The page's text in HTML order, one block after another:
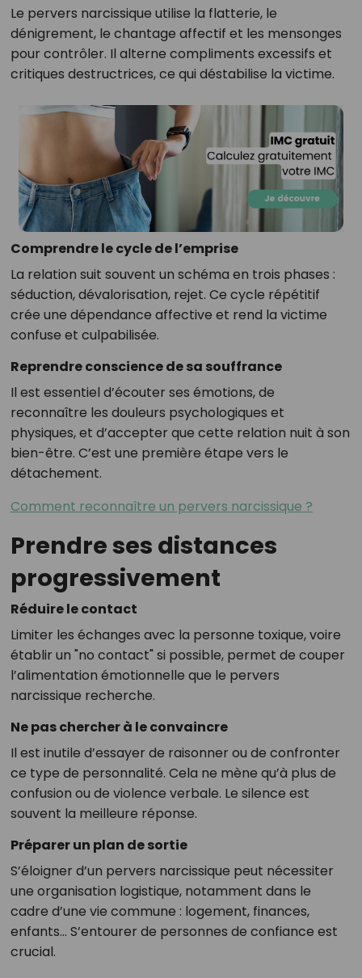
Le pervers narcissique utilise la flatterie, le
dénigrement, le chantage affectif et les mensonges
pour contrôler. Il alterne compliments excessifs et
critiques destructrices, ce qui déstabilise la victime.
Comprendre le cycle de l’emprise
La relation suit souvent un schéma en trois phases :
séduction, dévalorisation, rejet. Ce cycle répétitif
crée une dépendance affective et rend la victime
confuse et culpabilisée.
Reprendre conscience de sa souffrance
Il est essentiel d’écouter ses émotions, de
reconnaître les douleurs psychologiques et
physiques, et d’accepter que cette relation nuit à son
bien-être. C’est une première étape vers le
détachement.
Comment reconnaître un pervers narcissique ?
Prendre ses distances
progressivement
Réduire le contact
Limiter les échanges avec la personne toxique, voire
établir un "no contact" si possible, permet de couper
l’alimentation émotionnelle que le pervers
narcissique recherche.
Ne pas chercher à le convaincre
Il est inutile d’essayer de raisonner ou de confronter
ce type de personnalité. Cela ne mène qu’à plus de
confusion ou de violence verbale. Le silence est
souvent la meilleure réponse.
Préparer un plan de sortie
S’éloigner d’un pervers narcissique peut nécessiter
une organisation logistique, notamment dans le
cadre d’une vie commune : logement, finances,
enfants… S’entourer de personnes de confiance est
crucial.